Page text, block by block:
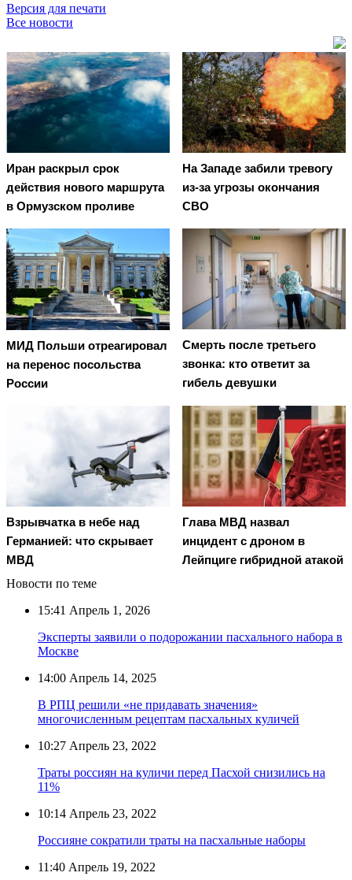
Версия для печати
Все новости
Иран раскрыл срок
действия нового маршрута
в Ормузском проливе
На Западе забили тревогу
из-за угрозы окончания
СВО
МИД Польши отреагировал
на перенос посольства
России
Смерть после третьего
звонка: кто ответит за
гибель девушки
Взрывчатка в небе над
Германией: что скрывает
МВД
Глава МВД назвал
инцидент с дроном в
Лейпциге гибридной атакой
Новости по теме
15:41 Апрель 1, 2026
Эксперты заявили о подорожании пасхального набора в
Москве
14:00 Апрель 14, 2025
В РПЦ решили «не придавать значения»
многочисленным рецептам пасхальных куличей
10:27 Апрель 23, 2022
Траты россиян на куличи перед Пасхой снизились на
11%
10:14 Апрель 23, 2022
Россияне сократили траты на пасхальные наборы
11:40 Апрель 19, 2022